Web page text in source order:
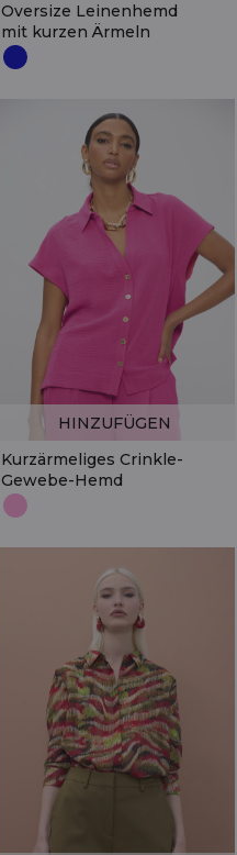
Oversize Leinenhemd
mit kurzen Ärmeln
Kurzärmeliges Crinkle-
Gewebe-Hemd
HINZUFÜGEN